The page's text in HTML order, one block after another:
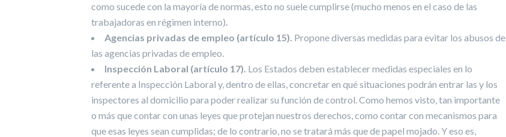
como sucede con la mayoría de normas, esto no suele cumplirse (mucho menos en el caso de las
trabajadoras en régimen interno).
Agencias privadas de empleo (artículo 15). Propone diversas medidas para evitar los abusos de
las agencias privadas de empleo.
Inspección Laboral (artículo 17). Los Estados deben establecer medidas especiales en lo
referente a Inspección Laboral y, dentro de ellas, concretar en qué situaciones podrán entrar las y los
inspectores al domicilio para poder realizar su función de control. Como hemos visto, tan importante
o más que contar con unas leyes que protejan nuestros derechos, como contar con mecanismos para
que esas leyes sean cumplidas; de lo contrario, no se tratará más que de papel mojado. Y eso es,